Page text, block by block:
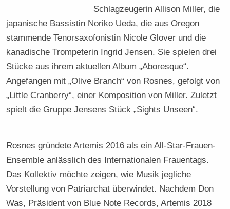
Schlagzeugerin Allison Miller, die
japanische Bassistin Noriko Ueda, die aus Oregon
stammende Tenorsaxofonistin Nicole Glover und die
kanadische Trompeterin Ingrid Jensen. Sie spielen drei
Stücke aus ihrem aktuellen Album „Aboresque“.
Angefangen mit „Olive Branch“ von Rosnes, gefolgt von
„Little Cranberry“, einer Komposition von Miller. Zuletzt
spielt die Gruppe Jensens Stück „Sights Unseen“.
Rosnes gründete Artemis 2016 als ein All-Star-Frauen-
Ensemble anlässlich des Internationalen Frauentags.
Das Kollektiv möchte zeigen, wie Musik jegliche
Vorstellung von Patriarchat überwindet. Nachdem Don
Was, Präsident von Blue Note Records, Artemis 2018